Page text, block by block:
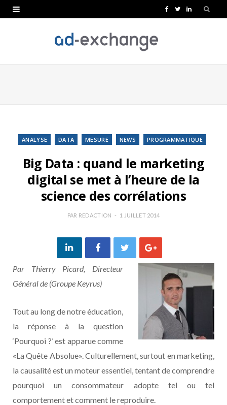
e
k
T
t
L
k
n
ANALYSE DATA MESURE NEWS PROGRAMMATIQUE
Big Data : quand le marketing
digital se met à l’heure de la
science des corrélations
PAR REDACTION 1 JUILLET 2014
Par Thierry Picard, Directeur
Général de (Groupe Keyrus)
Tout au long de notre éducation,
la réponse à la question
‘Pourquoi ?’ est apparue comme
«La Quête Absolue». Culturellement, surtout en marketing,
la causalité est un moteur essentiel, tentant de comprendre
pourquoi un consommateur adopte tel ou tel
comportement et comment le reproduire.